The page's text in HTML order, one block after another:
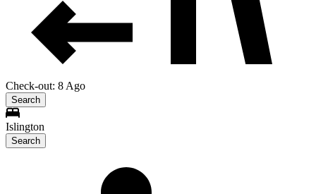
Check-out: 8 Ago
Search
Islington
Search